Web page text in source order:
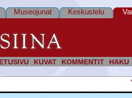
ETUSIVU KUVAT KOMMENTIT HAKU
Museojunat Keskustelu